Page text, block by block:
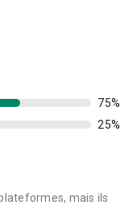
25%
75%
mais ils